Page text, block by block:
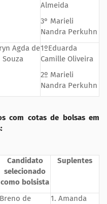
Almeida
3° Marieli
Nandra Perkuhn
Agda de
Souza
1ºEduarda
Camille Oliveira
2º Marieli
Nandra Perkuhn
com cotas de bolsas em
Candidato
selecionado
como bolsista
Suplentes
Breno de
1. Amanda